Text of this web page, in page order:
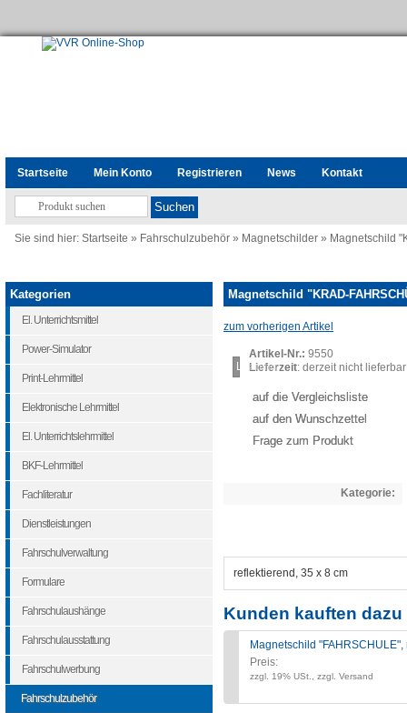
Startseite Mein Konto Registrieren News Kontakt
Sie sind hier: Startseite » Fahrschulzubehör » Magnetschilder » Magnetschild
Magnetschild "KRAD-
zum vorherigen Artikel
Loading...
Artikel-Nr.: 9550
Lieferzeit: derzeit nicht lieferbar
auf die Vergleichsliste
auf den Wunschzettel
Frage zum Produkt
Kategorie:
reflektierend, 35 x 8 cm
Kunden kauften
Magnetschild
Preis:
zzgl. 19% USt., zzgl. Versand
Kategorien
El. Unterrichtsmittel
Power-Simulator
Print-Lehrmittel
Elektronische Lehrmittel
El. Unterrichtslehrmittel
BKF-Lehrmittel
Fachliteratur
Dienstleistungen
Fahrschulverwaltung
Formulare
Fahrschulaushänge
Fahrschulausstattung
Fahrschulwerbung
Fahrschulzubehör